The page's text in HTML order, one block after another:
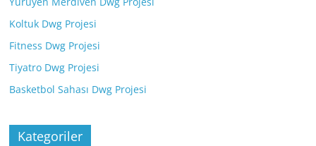
Koltuk Dwg Projesi
Fitness Dwg Projesi
Tiyatro Dwg Projesi
Basketbol Sahası Dwg Projesi
Kategoriler